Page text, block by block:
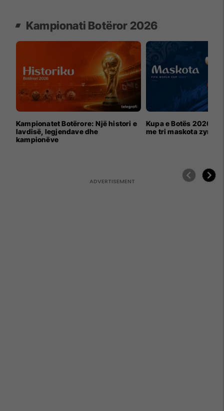
Kampionati Botëror 2026
Kampionatet Botërore: Një histori e
lavdisë, legjendave dhe
kampionëve
Kupa e Botës 2026
me tri maskota zyrtare